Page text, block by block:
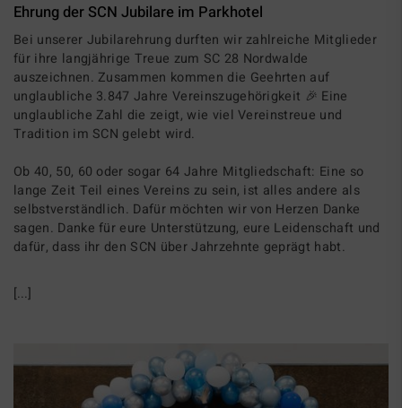
Ehrung der SCN Jubilare im Parkhotel
Bei unserer Jubilarehrung durften wir zahlreiche Mitglieder
für ihre langjährige Treue zum SC 28 Nordwalde
auszeichnen. Zusammen kommen die Geehrten auf
unglaubliche 3.847 Jahre Vereinszugehörigkeit 🎉 Eine
unglaubliche Zahl die zeigt, wie viel Vereinstreue und
Tradition im SCN gelebt wird.
Ob 40, 50, 60 oder sogar 64 Jahre Mitgliedschaft: Eine so
lange Zeit Teil eines Vereins zu sein, ist alles andere als
selbstverständlich. Dafür möchten wir von Herzen Danke
sagen. Danke für eure Unterstützung, eure Leidenschaft und
dafür, dass ihr den SCN über Jahrzehnte geprägt habt.
[...]